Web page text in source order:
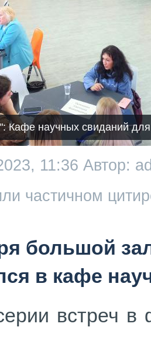
Кафе научных свиданий
11:36 Автор:
частичном
большой
в кафе
встреч в